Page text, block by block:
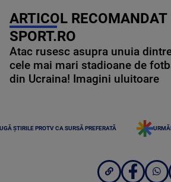
ARTICOL RECOMANDAT
SPORT.RO
Atac rusesc asupra unuia
cele mai mari stadioane de
din Ucraina! Imagini uluitoare
ȘTIRILE PROTV CA SURSĂ PREFERATĂ